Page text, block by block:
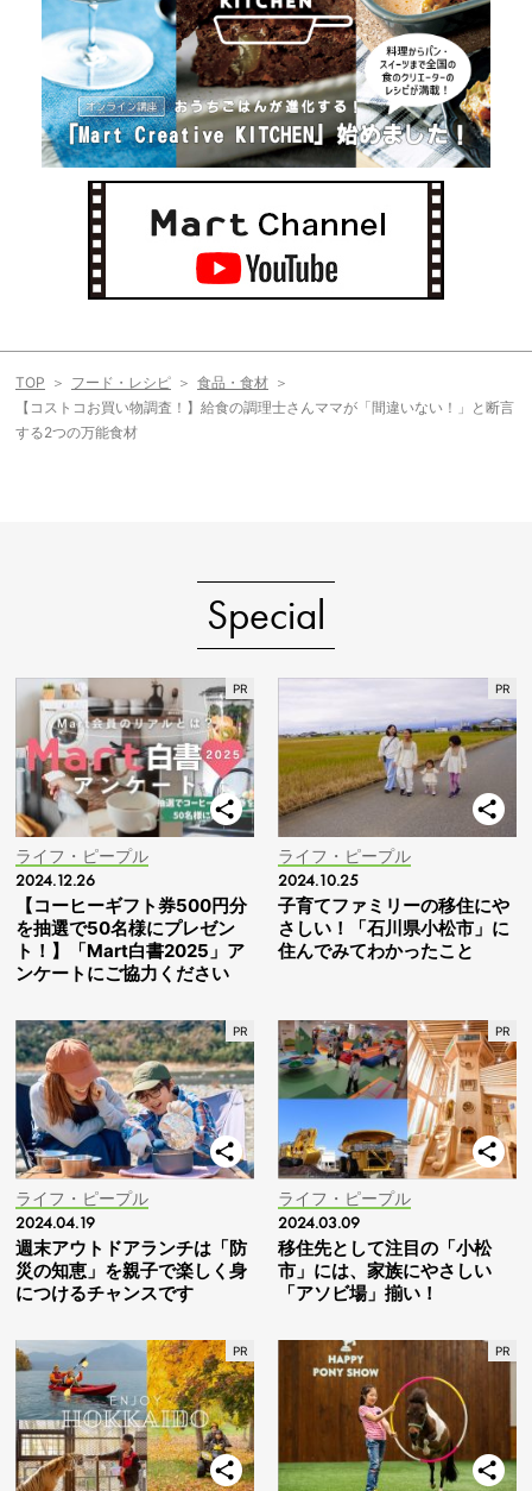
TOP フード・レシピ
食品・食材
【コストコお買い物調査！】給食の調理士さんママが「間違いない！」と断言
する2つの万能食材
Special
ライフ・ピープル
2024.12.26
【コーヒーギフト券500円分
を抽選で50名様にプレゼン
ト！】「Mart白書2025」ア
ンケートにご協力ください
ライフ・ピープル
2024.10.25
子育てファミリーの移住にや
さしい！「石川県小松市」に
住んでみてわかったこと
ライフ・ピープル
2024.04.19
週末アウトドアランチは「防
災の知恵」を親子で楽しく身
につけるチャンスです
ライフ・ピープル
2024.03.09
移住先として注目の「小松
市」には、家族にやさしい
「アソビ場」揃い！